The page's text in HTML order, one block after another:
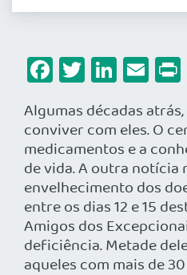
Facebook
Twitter
Algumas décadas
conviver com eles. O
medicamentos e a
de vida. A outra notícia
envelhecimento dos
entre os dias 12 e 15
Amigos dos
deficiência. Metade
aqueles com mais de